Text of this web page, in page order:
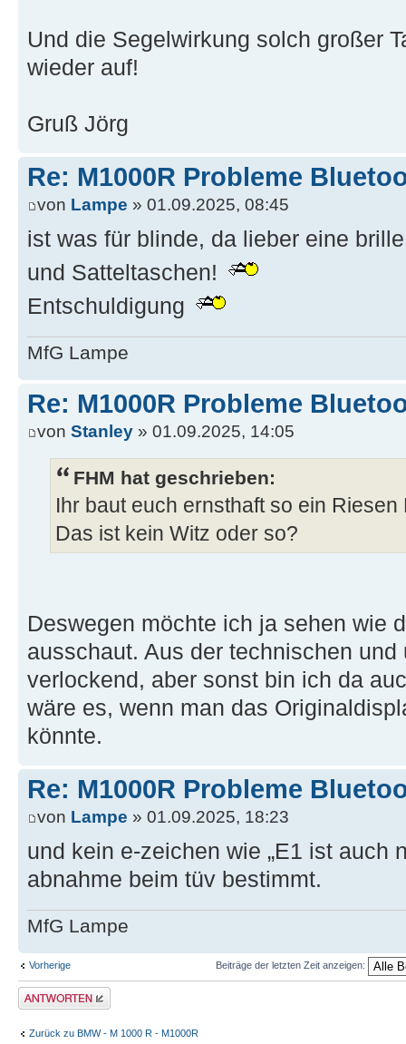
Und die Segelwirkung solch großer
wieder auf!
Gruß Jörg
Re: M1000R Probleme
von Lampe » 01.09.2025, 08:45
ist was für blinde, da lieber eine
und Satteltaschen!
Entschuldigung
MfG Lampe
Re: M1000R Probleme
von Stanley » 01.09.2025, 14:05
FHM hat geschrieben:
Ihr baut euch ernsthaft so ein
Das ist kein Witz oder so?
Deswegen möchte ich ja sehen wie
ausschaut. Aus der technischen
verlockend, aber sonst bin ich da
wäre es, wenn man das
könnte.
Re: M1000R Probleme
von Lampe » 01.09.2025, 18:23
und kein e-zeichen wie „E1 ist auch
abnahme beim tüv bestimmt.
MfG Lampe
Vorherige Beiträge der letzten Zeit anzeigen:
Antwort erstellen
Zurück zu BMW - M 1000 R - M1000R